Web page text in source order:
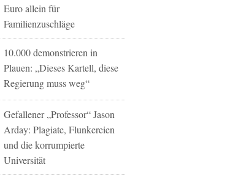
Euro allein für
Familienzuschläge
10.000 demonstrieren in
Plauen: „Dieses Kartell, diese
Regierung muss weg“
Gefallener „Professor“ Jason
Arday: Plagiate, Flunkereien
und die korrumpierte
Universität